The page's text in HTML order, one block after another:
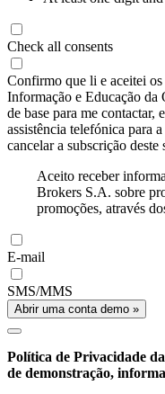
Check all consents
Confirmo que li e aceitei os
Informação e Educação
de base para me contactar,
assistência telefónica para
cancelar a subscrição
Aceito receber
Brokers S.A. sobre
promoções, através
E-mail
SMS/MMS
Abrir uma conta demo »
Política de Privacidade
de demonstração,